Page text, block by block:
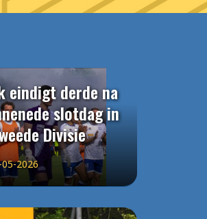
eindigt derde na
slotdag in
Divisie
2026